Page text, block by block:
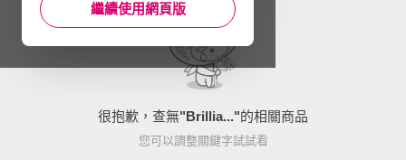
很抱歉，查無"Brillia..."的相關商品
您可以調整關鍵字試試看
繼續使用網頁版